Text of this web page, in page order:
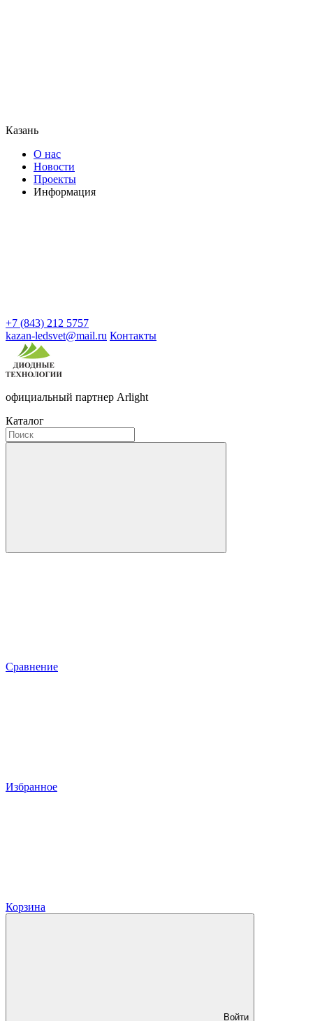
Казань
О нас
Новости
Проекты
Информация
+7 (843) 212 5757
kazan-ledsvet@mail.ru Контакты
официальный партнер Arlight
Каталог
Сравнение
Избранное
Корзина
Войти